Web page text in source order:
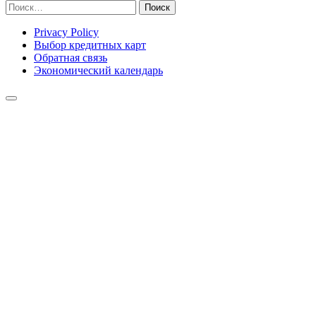
Найти:
Privacy Policy
Выбор кредитных карт
Обратная связь
Экономический календарь